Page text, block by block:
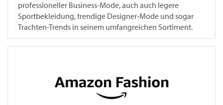
professioneller Business-Mode, auch auch legere
Sportbekleidung, trendige Designer-Mode und sogar
Trachten-Trends in seinem umfangreichen Sortiment.